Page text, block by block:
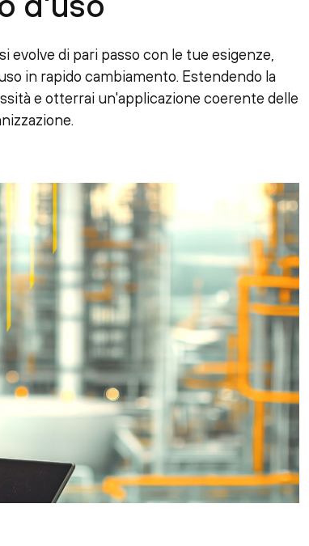
di pari passo con le tue esigenze,
in rapido cambiamento. Estendendo la
e otterrai un'applicazione coerente delle